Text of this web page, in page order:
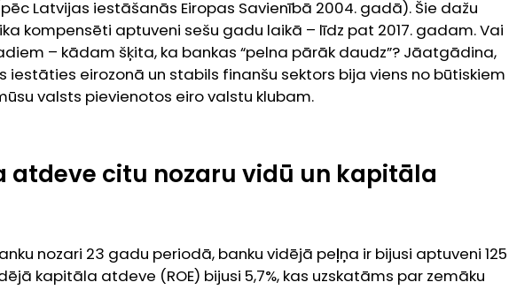
Latvijas iestāšanās Eiropas Savienībā 2004. gadā). Šie dažu
kompensēti aptuveni sešu gadu laikā – līdz pat 2017. gadam. Vai
– kādam šķita, ka bankas “pelna pārāk daudz”? Jāatgādina,
eirozonā un stabils finanšu sektors bija viens no būtiskiem
valsts pievienotos eiro valstu klubam.
atdeve citu nozaru vidū un kapitāla
nozari 23 gadu periodā, banku vidējā peļņa ir bijusi aptuveni 125
kapitāla atdeve (ROE) bijusi 5,7%, kas uzskatāms par zemāku